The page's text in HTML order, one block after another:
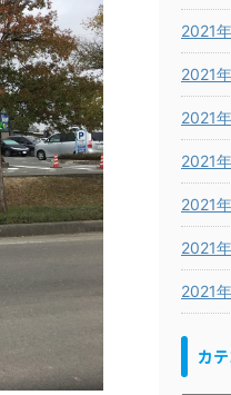
2021
2021
2021
2021
2021
2021
2021
カ